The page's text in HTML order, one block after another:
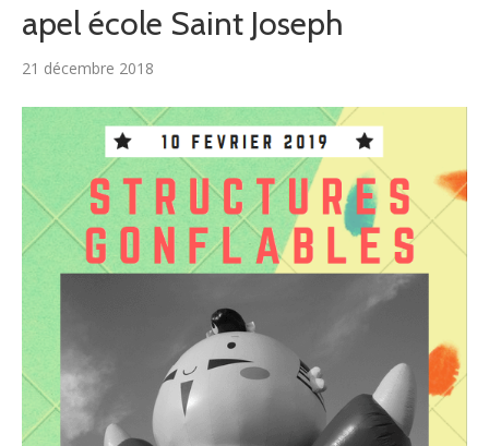
apel école Saint Joseph
21 décembre 2018